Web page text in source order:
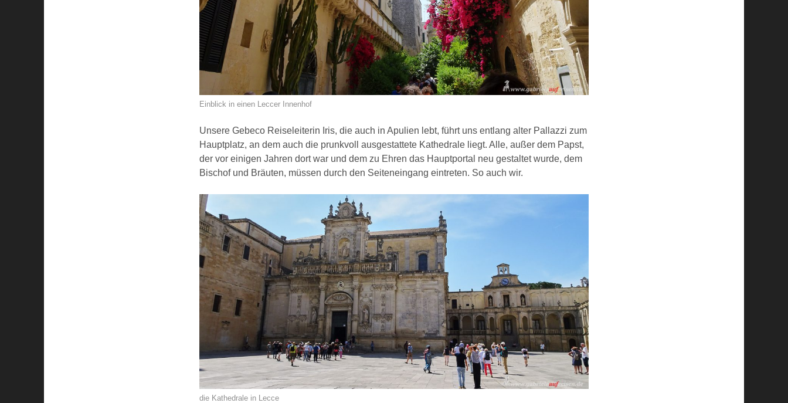
Einblick in einen Leccer Innenhof
Unsere Gebeco Reiseleiterin Iris, die auch in Apulien lebt, führt uns entlang alter Pallazzi zum
Hauptplatz, an dem auch die prunkvoll ausgestattete Kathedrale liegt. Alle, außer dem Papst,
der vor einigen Jahren dort war und dem zu Ehren das Hauptportal neu gestaltet wurde, dem
Bischof und Bräuten, müssen durch den Seiteneingang eintreten. So auch wir.
die Kathedrale in Lecce